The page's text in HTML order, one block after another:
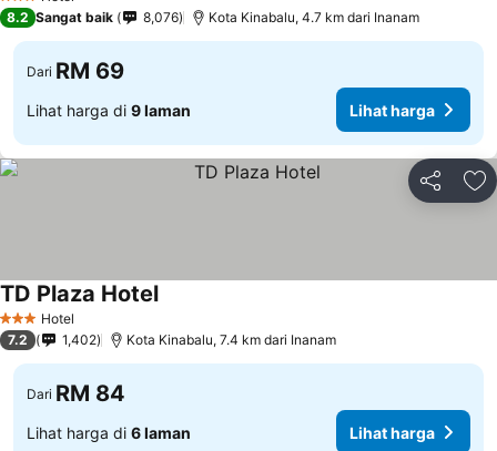
3 Bintang
8.2 Sangat baik 8,076 Kota Kinabalu, 4.7 km dari Inanam
Dari RM 69
Lihat harga di 9 laman Lihat harga
Kongsi
3 BintangHotel
TD Plaza HotelLihat harga
7.2 1,402 Kota Kinabalu, 7.4 km dari Inanam
Dari RM 84
Lihat harga di 6 laman Lihat harga